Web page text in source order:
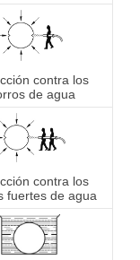
contra los
de agua
contra los
fuertes de agua